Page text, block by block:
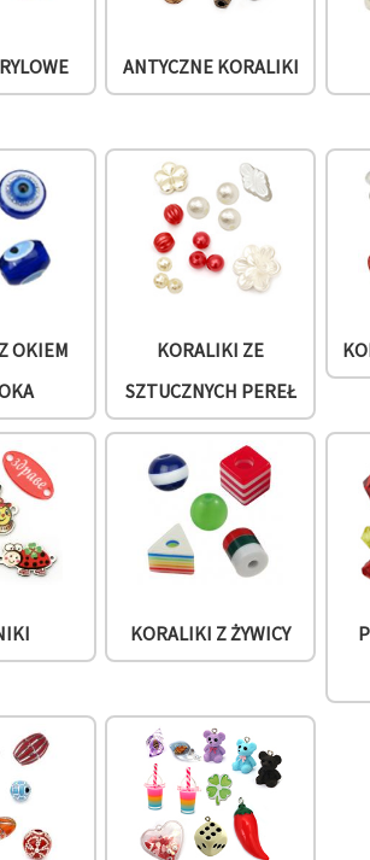
ANTYCZNE KORALIKI
OKIEM
KORALIKI ZE
SZTUCZNYCH PEREŁ
KORALIKI Z ŻYWICY